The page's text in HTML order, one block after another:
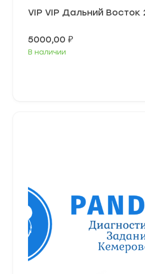
VIP VIP Дальний Восток
5000,00 ₽
В наличии